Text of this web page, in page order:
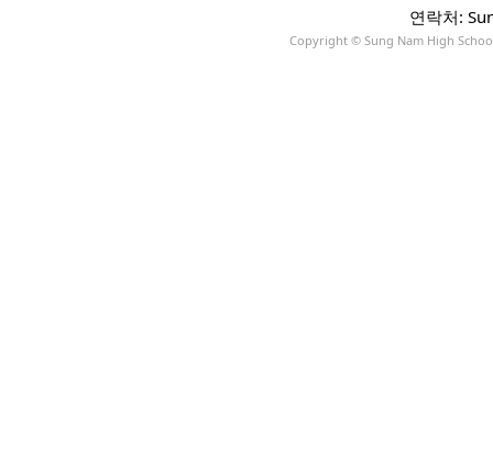
연락처:
Copyright © Sung Nam High